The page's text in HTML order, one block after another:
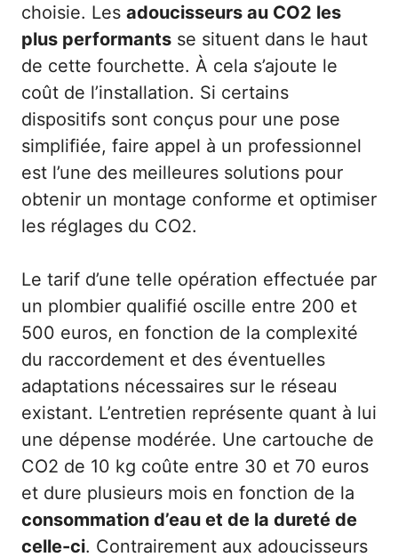
choisie. Les adoucisseurs au CO2 les
plus performants se situent dans le haut
de cette fourchette. À cela s’ajoute le
coût de l’installation. Si certains
dispositifs sont conçus pour une pose
simplifiée, faire appel à un professionnel
est l’une des meilleures solutions pour
obtenir un montage conforme et optimiser
les réglages du CO2.
Le tarif d’une telle opération effectuée par
un plombier qualifié oscille entre 200 et
500 euros, en fonction de la complexité
du raccordement et des éventuelles
adaptations nécessaires sur le réseau
existant. L’entretien représente quant à lui
une dépense modérée. Une cartouche de
CO2 de 10 kg coûte entre 30 et 70 euros
et dure plusieurs mois en fonction de la
consommation d’eau et de la dureté de
celle-ci. Contrairement aux adoucisseurs